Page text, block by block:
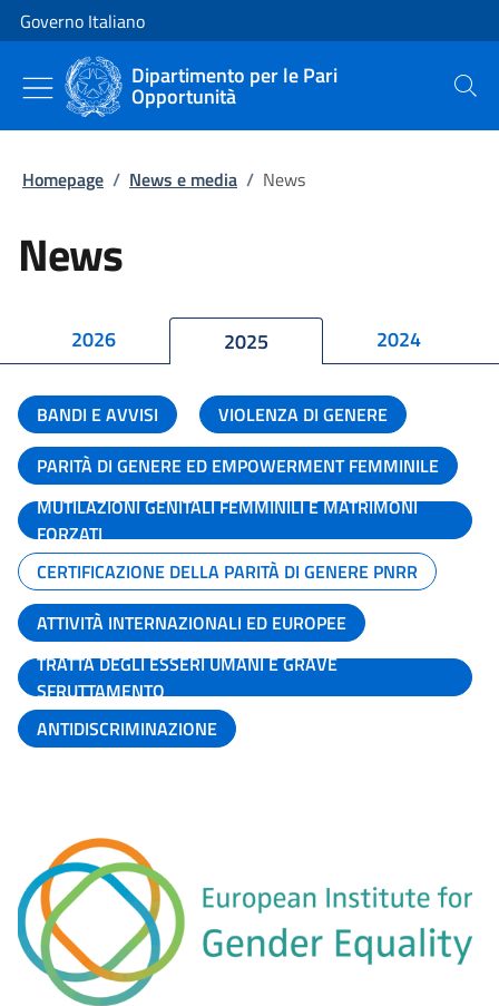
Vai al contenuto
Vai alla navigazione del sito
Governo Italiano
Dipartimento per le Pari
Opportunità Cerca
Homepage / News e media / News
News
2026 2025 2024
BANDI E AVVISI
VIOLENZA DI GENERE
PARITÀ DI GENERE ED EMPOWERMENT FEMMINILE
MUTILAZIONI GENITALI FEMMINILI E MATRIMONI
FORZATI
CERTIFICAZIONE DELLA PARITÀ DI GENERE PNRR
ATTIVITÀ INTERNAZIONALI ED EUROPEE
TRATTA DEGLI ESSERI UMANI E GRAVE
SFRUTTAMENTO
ANTIDISCRIMINAZIONE